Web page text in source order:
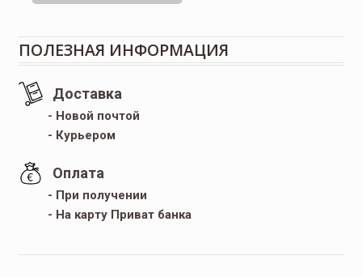
ПОЛЕЗНАЯ ИНФОРМАЦИЯ
Доставка
- Новой почтой
- Курьером
Оплата
- При получении
- На карту Приват банка